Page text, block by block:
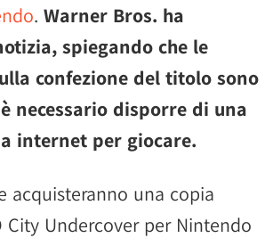
. Warner Bros. ha
spiegando che le
confezione del titolo sono
necessario disporre di una
internet per giocare.
acquisteranno una copia
City Undercover per Nintendo